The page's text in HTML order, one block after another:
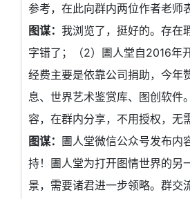
参考，在此向群内两位作者老师
图谋： 我浏览了，挺好的。存在
字错了；（2）圕人堂自2016年
经费主要是依靠公司捐助，今年
息、世界艺术鉴赏库、图创软件
容，在群内分享，不用授权，无
图谋： 圕人堂微信公众号发布内
持！圕人堂为打开图情世界的另
景，需要诸君进一步领略。群交